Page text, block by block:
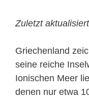
Zuletzt
Griechenland
seine reiche
Ionischen Meer
denen nur etwa